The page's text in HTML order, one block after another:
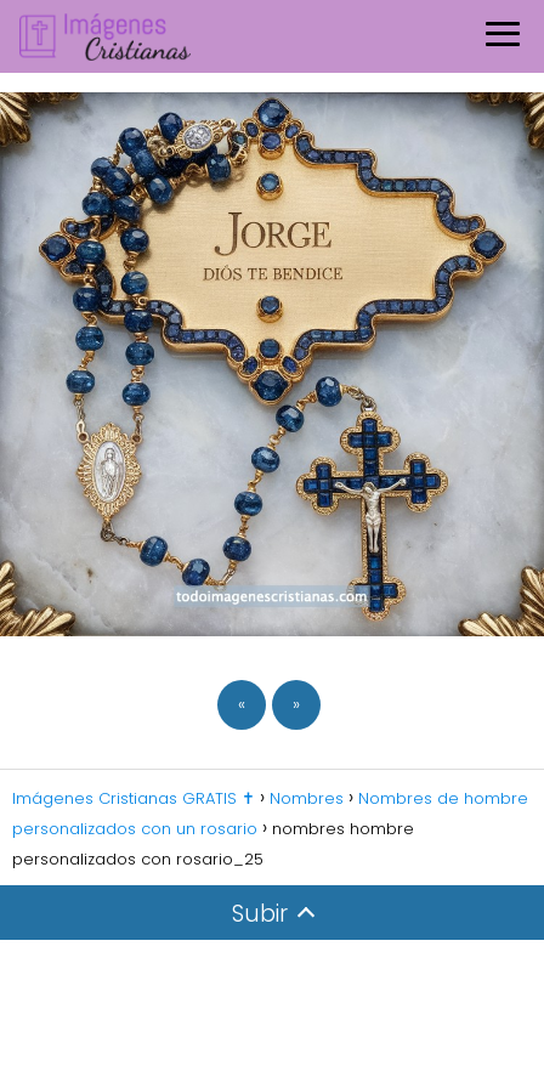
« »
Imágenes Cristianas GRATIS ✝️ Nombres
Nombres de hombre
personalizados con un rosario
nombres hombre
personalizados con rosario_25
Subir